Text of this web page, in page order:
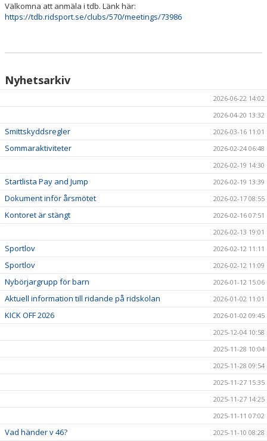
KALENDER
Välkomna att anmäla i tdb. Länk här:
https://tdb.ridsport.se/clubs/570/meetings/73986
Nyhetsarkiv
2026-06-22 14:02
2026-04-20 13:32
Smittskyddsregler 2026-03-16 11:01
Sommaraktiviteter
2026-02-24 06:48
2026-02-19 14:30
Startlista Pay and Jump 2026-02-19 13:39
Dokument inför årsmötet 2026-02-17 08:55
Kontoret är stängt
2026-02-16 07:51
2026-02-13 19:01
Sportlov 2026-02-12 11:11
Sportlov 2026-02-12 11:09
Nybörjargrupp för barn 2026-01-12 15:06
Aktuell information till ridande på ridskolan 2026-01-02 11:01
KICK OFF 2026
2026-01-02 09:45
2025-12-04 10:58
2025-11-28 10:04
2025-11-28 09:54
2025-11-27 15:35
2025-11-27 14:25
2025-11-11 07:02
Vad händer v 46? 2025-11-10 08:28